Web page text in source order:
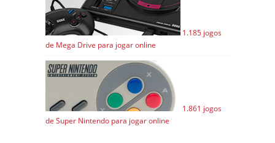
1.185 jogos
de Mega Drive para jogar online
1.861 jogos
de Super Nintendo para jogar online